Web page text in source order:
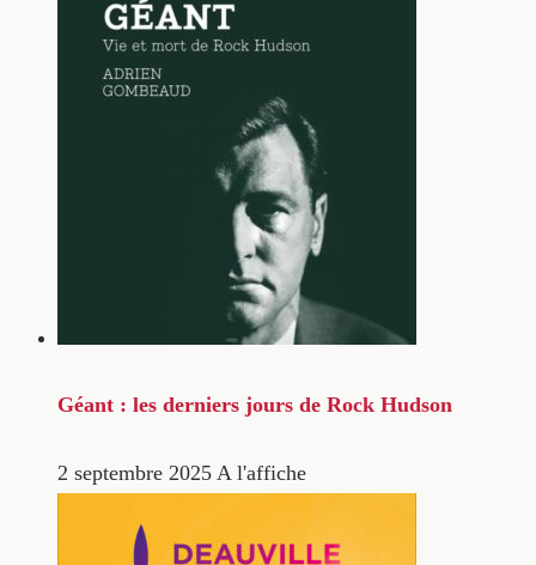
Géant : les derniers jours de Rock Hudson
2 septembre 2025 A l'affiche